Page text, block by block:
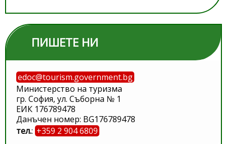
ПИШЕТЕ НИ
edoc@tourism.government.bg
Министерство на туризма
гр. София, ул. Съборна № 1
ЕИК 176789478
Данъчен номер: BG176789478
тел.: +359 2 904 6809